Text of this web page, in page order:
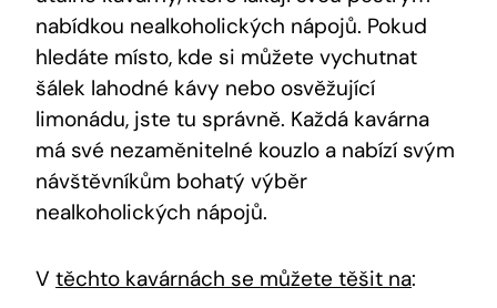
nabídkou nealkoholických nápojů. Pokud
hledáte místo, kde si můžete vychutnat
šálek lahodné kávy nebo osvěžující
limonádu, jste tu správně. Každá kavárna
má své nezaměnitelné kouzlo a nabízí svým
návštěvníkům bohatý výběr
nealkoholických nápojů.
V těchto kavárnách se můžete těšit na: